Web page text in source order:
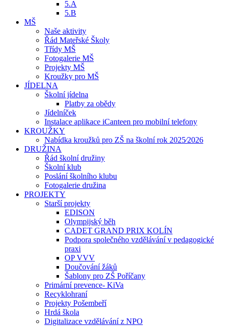
5.A
5.B
MŠ
Naše aktivity
Řád Mateřské Školy
Třídy MŠ
Fotogalerie MŠ
Projekty MŠ
Kroužky pro MŠ
JÍDELNA
Školní jídelna
Platby za obědy
Jídelníček
Instalace aplikace iCanteen pro mobilní telefony
KROUŽKY
Nabídka kroužků pro ZŠ na školní rok 2025⁄2026
DRUŽINA
Řád školní družiny
Školní klub
Poslání školního klubu
Fotogalerie družina
PROJEKTY
Starší projekty
EDISON
Olympijský běh
CADET GRAND PRIX KOLÍN
Podpora společného vzdělávání v pedagogické
praxi
OP VVV
Doučování žáků
Šablony pro ZŠ Poříčany
Primární prevence- KiVa
Recyklohraní
Projekty Pošembeří
Hrdá škola
Digitalizace vzdělávání z NPO